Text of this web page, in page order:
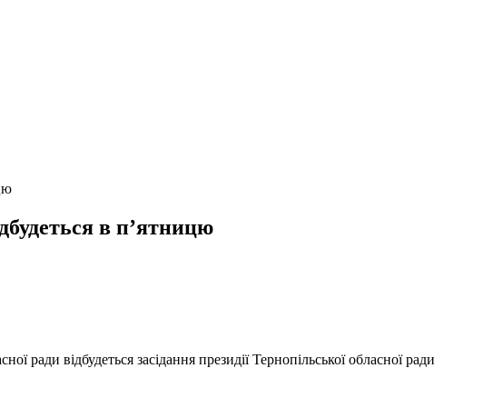
в п’ятницю
ради відбудеться засідання президії Тернопільської обласної ради